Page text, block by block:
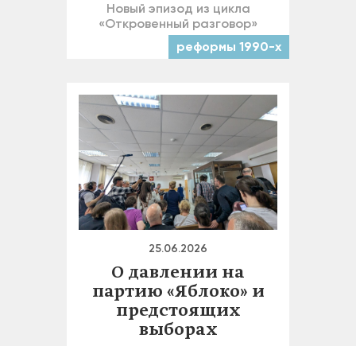
Новый эпизод из цикла
«Откровенный разговор»
реформы 1990-х
25.06.2026
О давлении на
партию «Яблоко» и
предстоящих
выборах